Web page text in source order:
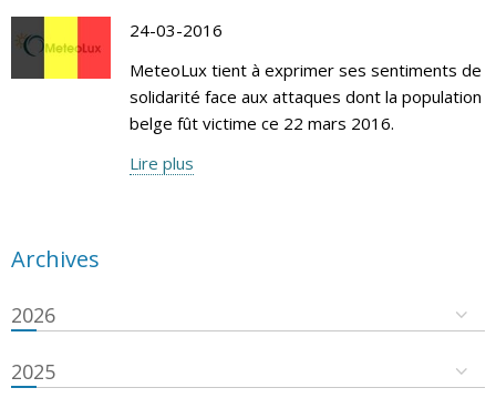
24-03-2016
MeteoLux tient à exprimer ses sentiments de
solidarité face aux attaques dont la population
belge fût victime ce 22 mars 2016.
Lire plus
Archives
2026
2025